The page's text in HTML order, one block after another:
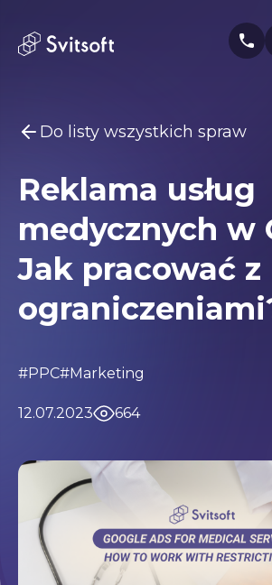
Możesz być
Marketing Meta Ads Web-
Smm Branding
©2026 Svitsoft Digital Transformation
Główny
Usługi
Przemysł
O nas
Cases
Artykuły
Autorzy
Kariera
Do listy wszystkich spraw
Reklama usług
medycznych w
Jak pracować z
#PPC#Marketing
12.07.2023 664